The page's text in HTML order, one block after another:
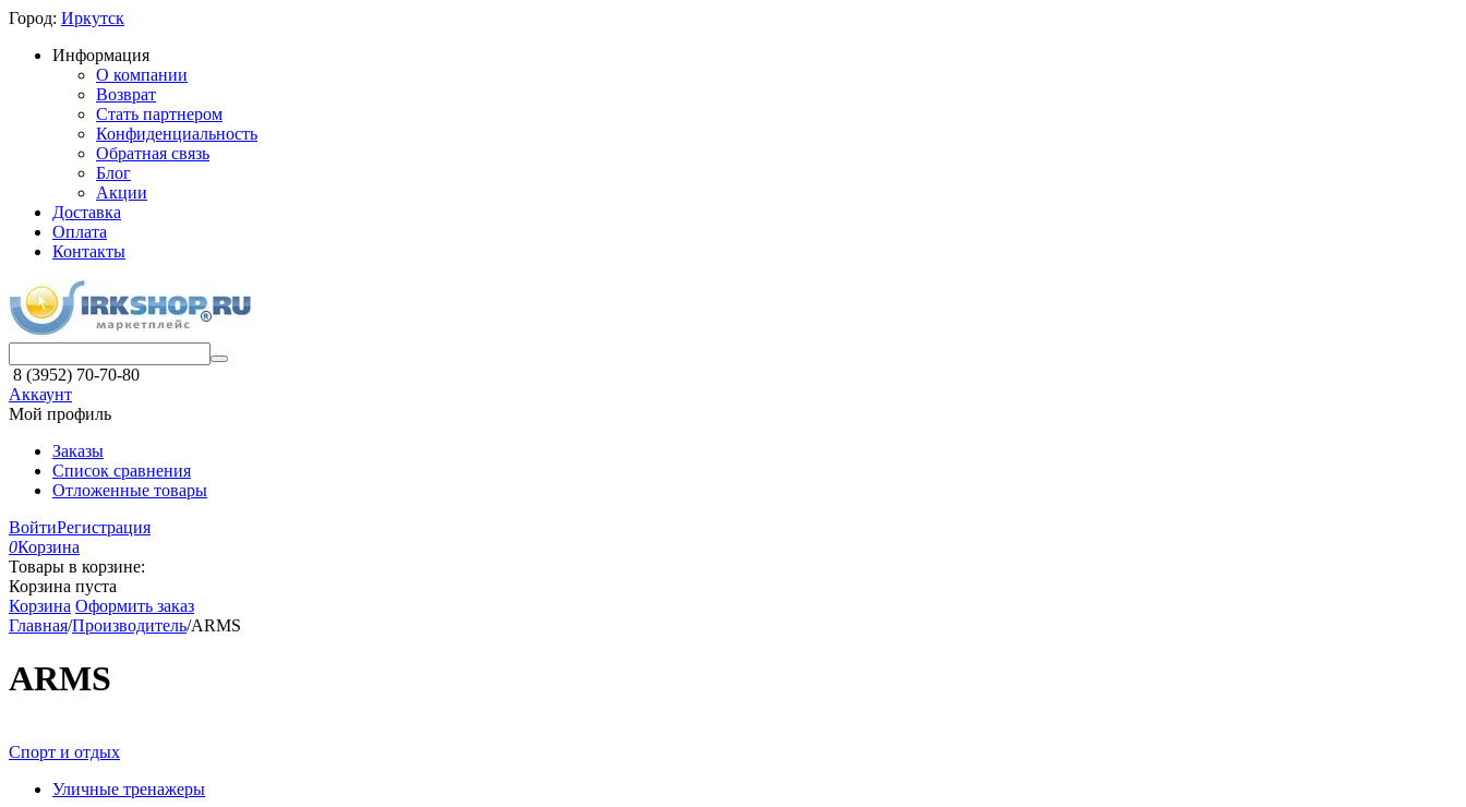
Город: Иркутск
Информация
О компании
Возврат
Стать партнером
Конфиденциальность
Обратная связь
Блог
Акции
Доставка
Оплата
Контакты
8 (3952) 70-70-80
Аккаунт
Мой профиль
Заказы
Список сравнения
Отложенные товары
ВойтиРегистрация
0Корзина
Товары в корзине:
Корзина пуста
Корзина Оформить заказ
Главная/Производитель/ARMS
ARMS
Спорт и отдых
Уличные тренажеры